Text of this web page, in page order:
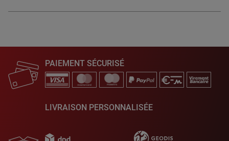
PAIEMENT SÉCURISÉ
LIVRAISON PERSONNALISÉE